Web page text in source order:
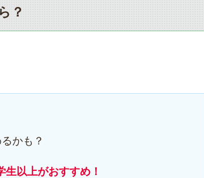
？
かも？
生以上がおすすめ！